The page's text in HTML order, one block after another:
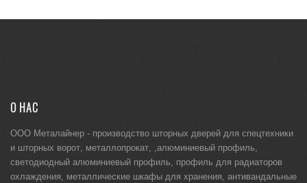
О НАС
ООО Металайнер - производство шторных дверей для спецтехники
и шторных ворот металлопрокат алюминиевый профиль
светодиодный алюминиевый профиль
профиль для радиаторов
охлаждения
металлические шкафы для хранения антивандальные